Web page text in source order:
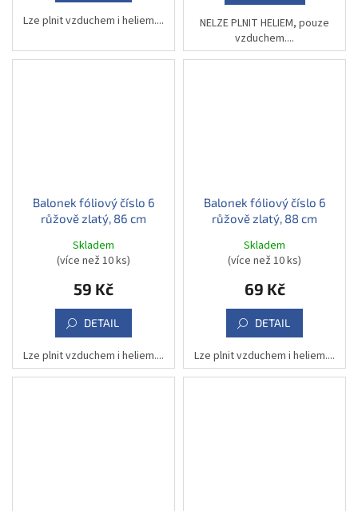
Lze plnit vzduchem i heliem....
NELZE PLNIT HELIEM, pouze
vzduchem....
Balonek fóliový číslo 6
růžově zlatý, 86 cm
Skladem
(více než 10 ks)
59 Kč
DETAIL
Lze plnit vzduchem i heliem....
Balonek fóliový číslo 6
růžově zlatý, 88 cm
Skladem
(více než 10 ks)
69 Kč
DETAIL
Lze plnit vzduchem i heliem....